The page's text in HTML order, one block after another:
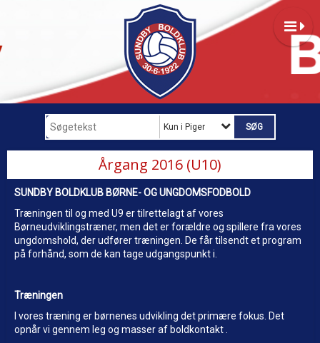
Kun i Piger
Årgang 2016 (U10)
SUNDBY BOLDKLUB BØRNE- OG UNGDOMSFODBOLD
Træningen til og med U9 er tilrettelagt af vores
Børneudviklingstræner, men det er forældre og spillere fra vores
ungdomshold, der udfører træningen. De får tilsendt et program
på forhånd, som de kan tage udgangspunkt i.
Træningen
I vores træning er børnenes udvikling det primære fokus. Det
opnår vi gennem leg og masser af boldkontakt